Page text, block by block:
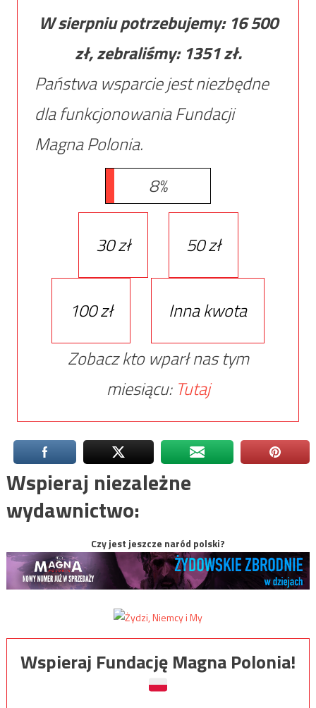
W sierpniu potrzebujemy: 16 500
zł, zebraliśmy: 1351zł.
Państwa wsparcie jest niezbędne
dla funkcjonowania Fundacji
Magna Polonia.
8%
30 zł 50 zł
100 zł
Inna kwota
Zobacz kto wparł nas tym
miesiącu: Tutaj
Wspieraj niezależne
wydawnictwo:
Czy jest jeszcze naród polski?
Wspieraj Fundację Magna Polonia!